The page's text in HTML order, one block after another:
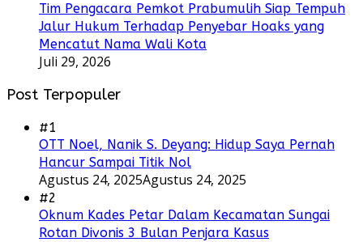
Tim Pengacara Pemkot Prabumulih Siap Tempuh
Jalur Hukum Terhadap Penyebar Hoaks yang
Mencatut Nama Wali Kota
Juli 29, 2026
Post Terpopuler
#1
OTT Noel, Nanik S. Deyang: Hidup Saya Pernah
Hancur Sampai Titik Nol
Agustus 24, 2025Agustus 24, 2025
#2
Oknum Kades Petar Dalam Kecamatan Sungai
Rotan Divonis 3 Bulan Penjara Kasus